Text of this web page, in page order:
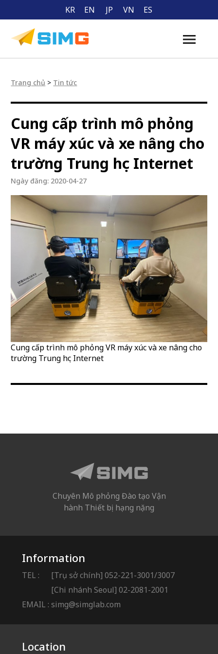
KR EN JP VN ES
Trang chủ > Tin tức
Cung cấp trình mô phỏng
VR máy xúc và xe nâng cho
trường Trung học Internet
Ngày đăng: 2020-04-27
Cung cấp trình mô phỏng VR máy xúc và xe nâng cho
trường Trung học Internet
Chuyên Mô phỏng Đào tạo Vận
hành Thiết bị hạng nặng
Information
TEL :
[Trụ sở chính] 052-221-3001/3007
[Chi nhánh Seoul] 02-2081-2001
EMAIL : simg@simglab.com
Location